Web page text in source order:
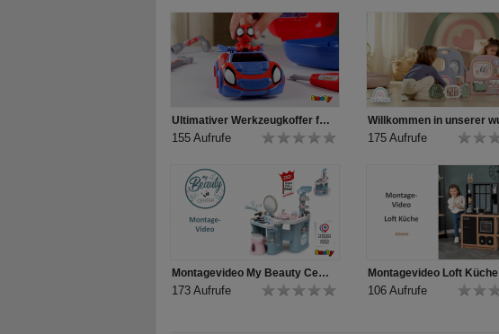
Ultimativer Werkzeugkoffer für Nachwuchs-Mechaniker: Smoby Spidey Werkzeugkoffer
155 Aufrufe 175 Aufrufe
Montagevideo My Beauty Center Kosmetikstudio
173 Aufrufe
Montagevideo Loft Küche
106 Aufrufe